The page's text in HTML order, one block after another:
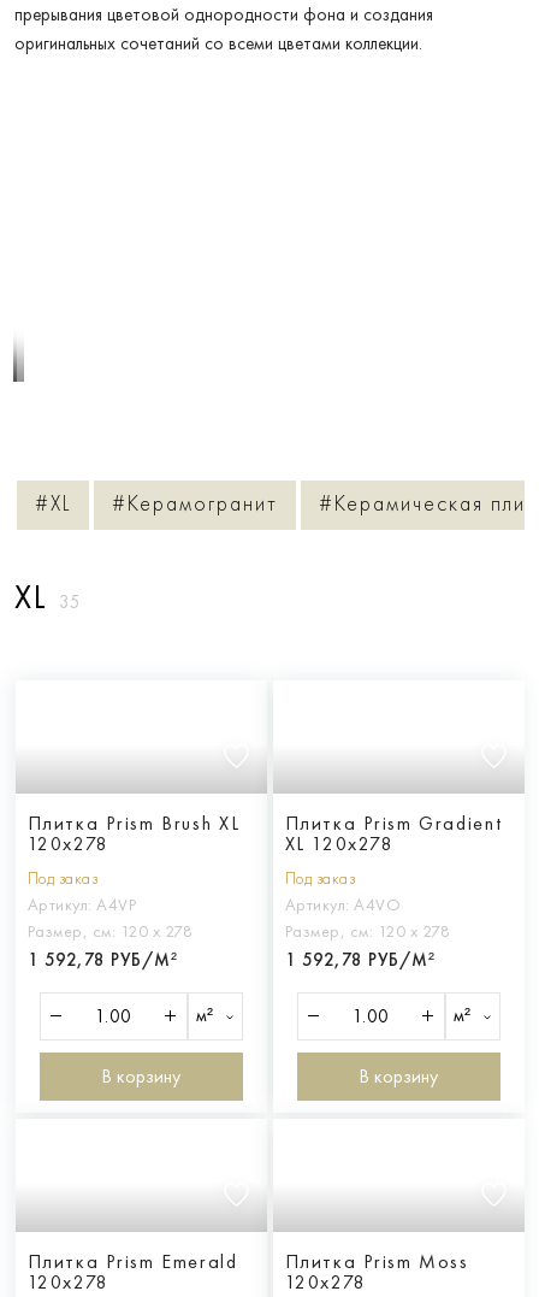
прерывания цветовой однородности фона и создания
оригинальных сочетаний со всеми цветами коллекции.
#XL #Керамогранит #Керамическая
XL 35
Плитка Prism Brush XL
120x278
Под заказ
Артикул: A4VP
Размер, см: 120 х 278
1 592,78 РУБ/М²
м²
В корзину
Плитка Prism Gradient
XL 120x278
Под заказ
Артикул: A4VO
Размер, см: 120 х 278
1 592,78 РУБ/М²
м²
В корзину
Плитка Prism Emerald
120x278
Плитка Prism Moss
120x278